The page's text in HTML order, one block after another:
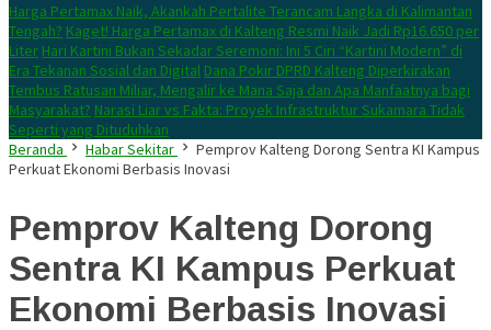
Harga Pertamax Naik, Akankah Pertalite Terancam Langka di Kalimantan
Tengah? Kaget! Harga Pertamax di Kalteng Resmi Naik Jadi Rp16.650 per
Liter Hari Kartini Bukan Sekadar Seremoni: Ini 5 Ciri “Kartini Modern” di
Era Tekanan Sosial dan Digital Dana Pokir DPRD Kalteng Diperkirakan
Tembus Ratusan Miliar, Mengalir ke Mana Saja dan Apa Manfaatnya bagi
Masyarakat? Narasi Liar vs Fakta: Proyek Infrastruktur Sukamara Tidak
Seperti yang Dituduhkan
Beranda
Habar Sekitar
Pemprov Kalteng Dorong Sentra KI Kampus
Perkuat Ekonomi Berbasis Inovasi
Pemprov Kalteng Dorong
Sentra KI Kampus Perkuat
Ekonomi Berbasis Inovasi